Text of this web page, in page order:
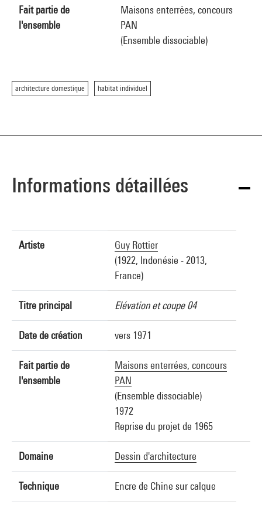
Fait partie de
l'ensemble
Maisons enterrées, concours
PAN
(Ensemble dissociable)
architecture domestique habitat individuel
Informations détaillées
Artiste
Guy Rottier
(1922, Indonésie - 2013,
France)
Titre principal Elévation et coupe 04
Date de création vers 1971
Fait partie de
l'ensemble
Maisons enterrées, concours
PAN
(Ensemble dissociable)
1972
Reprise du projet de 1965
Domaine Dessin d'architecture
Technique Encre de Chine sur calque